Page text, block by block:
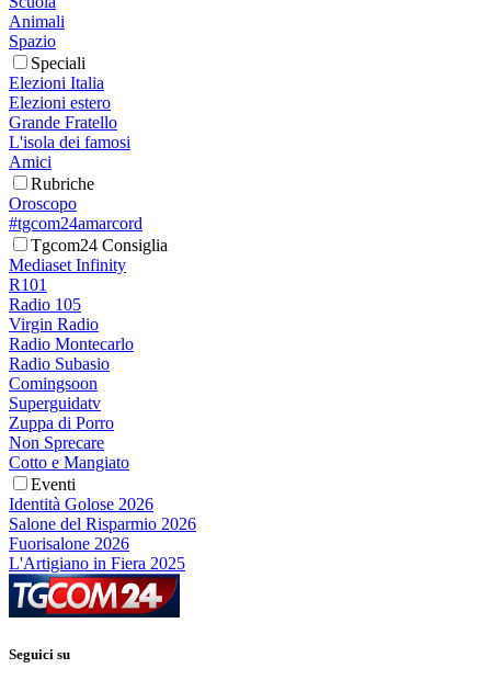
Animali
Spazio
Speciali
Elezioni Italia
Elezioni estero
Grande Fratello
L'isola dei famosi
Amici
Rubriche
Oroscopo
#tgcom24amarcord
Tgcom24 Consiglia
Mediaset Infinity
R101
Radio 105
Virgin Radio
Radio Montecarlo
Radio Subasio
Comingsoon
Superguidatv
Zuppa di Porro
Non Sprecare
Cotto e Mangiato
Eventi
Identità Golose 2026
Salone del Risparmio 2026
Fuorisalone 2026
L'Artigiano in Fiera 2025
Seguici su